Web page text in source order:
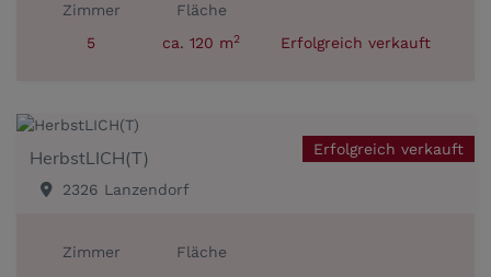
Zimmer
5
Fläche
ca. 120 m2 Erfolgreich verkauft
Erfolgreich verkauft
HerbstLICH(T)
2326 Lanzendorf
Zimmer
Fläche